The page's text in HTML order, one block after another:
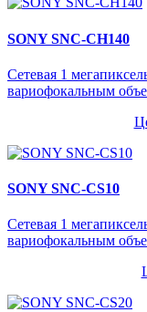
SONY SNC-CH140
Сетевая 1
вариофокальным
SONY SNC-CS10
Сетевая 1
вариофокальным